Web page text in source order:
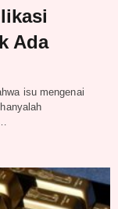
Ada
isu mengenai